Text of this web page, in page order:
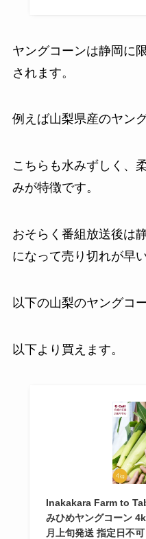
ヤングコーンは静岡に
されます。
例えば山梨県産のヤン
こちらも水みずしく、
みが特徴です。
おそらく番組放送後は
になって売り切れが早
以下の山梨のヤングコ
以下より買えます。
Inakakara Farm to
みひめヤングコーン
月上旬発送 指定日不